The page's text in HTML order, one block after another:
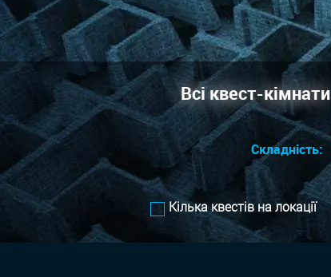
Всі квест-кімнати
Складність:
Кілька квестів на локації